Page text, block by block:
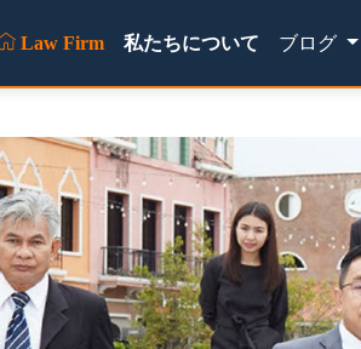
Law Firm(current)
私たちについて ブログ